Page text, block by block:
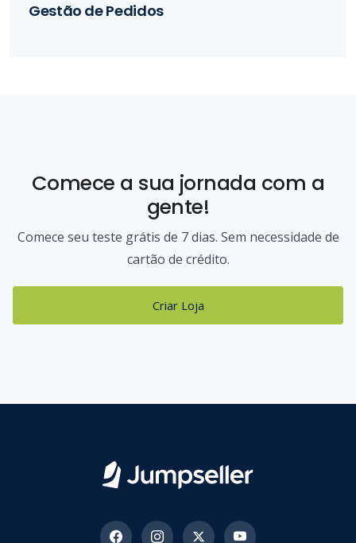
Gestão de Pedidos
Comece a sua jornada com a
gente!
Comece seu teste grátis de 7 dias. Sem necessidade de
cartão de crédito.
Criar Loja